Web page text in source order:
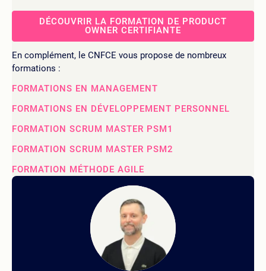
DÉCOUVRIR LA FORMATION DE PRODUCT
OWNER CERTIFIANTE
En complément, le CNFCE vous propose de nombreux
formations :
FORMATIONS EN MANAGEMENT
FORMATIONS EN DÉVELOPPEMENT PERSONNEL
FORMATION SCRUM MASTER PSM1
FORMATION SCRUM MASTER PSM2
FORMATION MÉTHODE AGILE